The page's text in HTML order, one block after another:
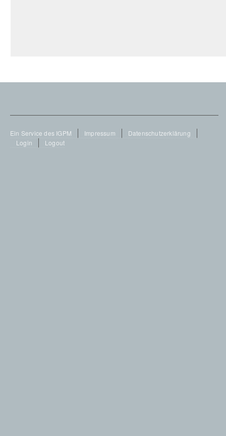
Footer
Ein Service des IGPM Impressum
Datenschutzerklärung
Login
Logout